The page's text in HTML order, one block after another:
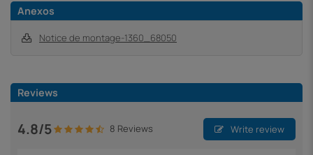
Anexos
Notice de montage-1360_68050
Reviews
4.8/5 8 Reviews Write review